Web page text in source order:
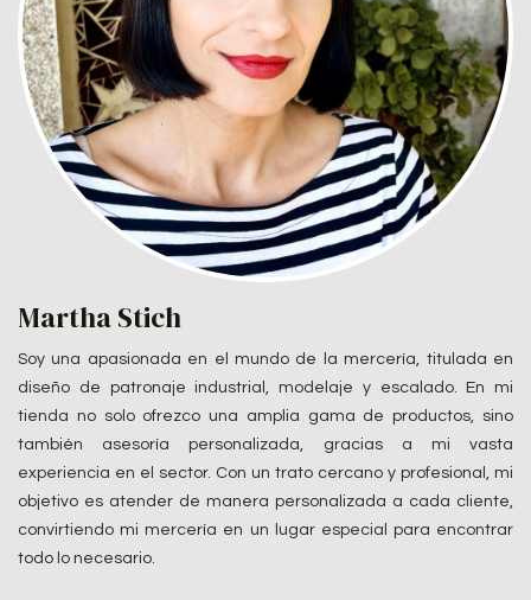
Martha Stich
Soy una apasionada en el mundo de la mercería, titulada en
diseño de patronaje industrial, modelaje y escalado. En mi
tienda no solo ofrezco una amplia gama de productos, sino
también asesoría personalizada, gracias a mi vasta
experiencia en el sector. Con un trato cercano y profesional, mi
objetivo es atender de manera personalizada a cada cliente,
convirtiendo mi mercería en un lugar especial para encontrar
todo lo necesario.